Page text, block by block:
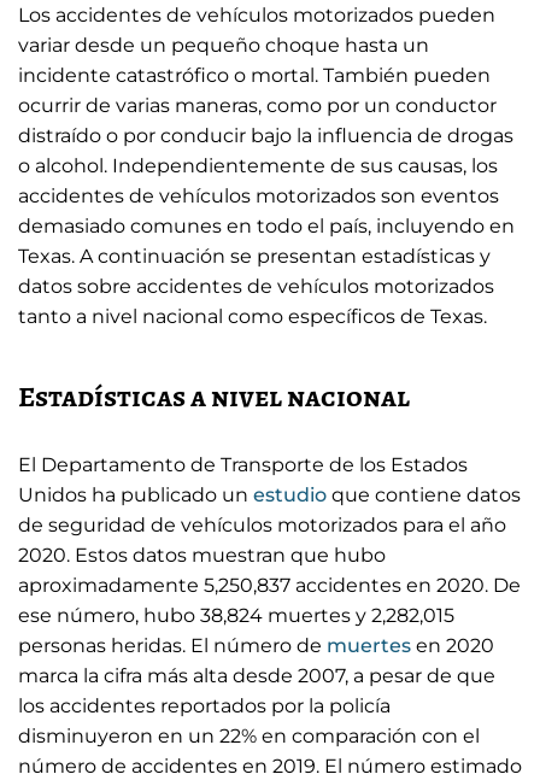
Los accidentes de vehículos motorizados pueden
variar desde un pequeño choque hasta un
incidente catastrófico o mortal. También pueden
ocurrir de varias maneras, como por un conductor
distraído o por conducir bajo la influencia de drogas
o alcohol. Independientemente de sus causas, los
accidentes de vehículos motorizados son eventos
demasiado comunes en todo el país, incluyendo en
Texas. A continuación se presentan estadísticas y
datos sobre accidentes de vehículos motorizados
tanto a nivel nacional como específicos de Texas.
Estadísticas a nivel nacional
El Departamento de Transporte de los Estados
Unidos ha publicado un estudio que contiene datos
de seguridad de vehículos motorizados para el año
2020. Estos datos muestran que hubo
aproximadamente 5,250,837 accidentes en 2020. De
ese número, hubo 38,824 muertes y 2,282,015
personas heridas. El número de muertes en 2020
marca la cifra más alta desde 2007, a pesar de que
los accidentes reportados por la policía
disminuyeron en un 22% en comparación con el
número de accidentes en 2019. El número estimado